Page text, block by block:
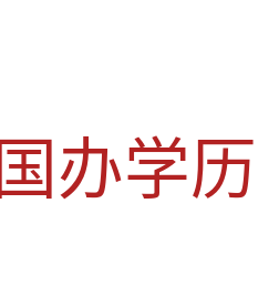
办学历